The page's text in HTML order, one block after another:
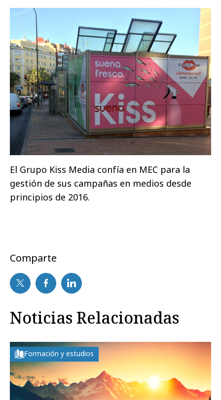
El Grupo Kiss Media confía en MEC para la
gestión de sus campañas en medios desde
principios de 2016.
Comparte
Noticias Relacionadas
Formación y estudios